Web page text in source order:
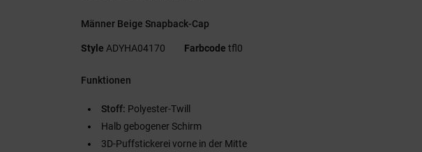
Männer Beige Snapback-Cap
Style ADYHA04170 Farbcode tfl0
Funktionen
Stoff: Polyester-Twill
Halb gebogener Schirm
3D-Puffstickerei vorne in der Mitte